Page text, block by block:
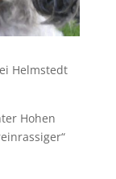
Helmstedt
Hohen